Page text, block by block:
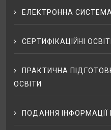
ЕЛЕКТРОННА
СЕРТИФІКАЦІЙНІ
ПРАКТИЧНА
ОСВІТИ
ПОДАННЯ ІНФОРМАЦІЇ